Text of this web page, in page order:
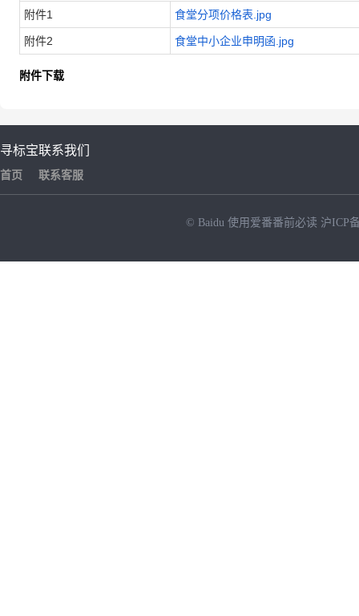
附件1 食堂分项价格表.jpg
附件2 食堂中小企业申明函.jpg
附件下载
寻标宝
首页
联系我们
联系客服
© Baidu 使用爱番番前必读 沪ICP